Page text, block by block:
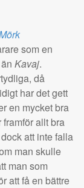
som en
Kavaj.
då
har det gett
en mycket bra
allt bra
att inte falla
man skulle
man som
att få en bättre